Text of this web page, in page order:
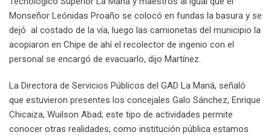
Monseñor Leónidas Proaño se colocó en fundas la basura y se
dejó al costado de la vía, luego las camionetas del municipio la
acopiaron en Chipe de ahí el recolector de ingenio con el
personal se encargó de evacuarlo, dijo Martínez.
La Directora de Servicios Públicos del GAD La Maná, señaló
que estuvieron presentes los concejales Galo Sánchez, Enrique
Chicaiza, Wuilson Abad; este tipo de actividades permite
conocer otras realidades; como institución pública estamos